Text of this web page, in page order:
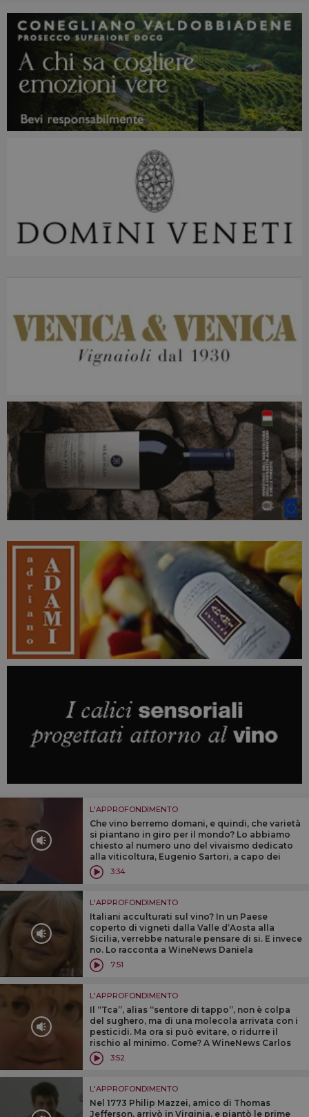
L'APPROFONDIMENTO
Che vino berremo domani, e quindi, che varietà
si piantano in giro per il mondo? Lo abbiamo
chiesto al numero uno del vivaismo dedicato
alla viticoltura, Eugenio Sartori, a capo dei
Vivai Coopearativi Rauscedo
3:34
L'APPROFONDIMENTO
Italiani acculturati sul vino? In un Paese
coperto di vigneti dalla Valle d’Aosta alla
Sicilia, verrebbe naturale pensare di si. E invece
no. Lo racconta a WineNews Daniela
Scrobogna, responsabile della didattica
dell’Associazione Italiana Sommelier
7:51
L'APPROFONDIMENTO
Il ‘‘Tca’’, alias ‘‘sentore di tappo’’, non è colpa
del sughero, ma di una molecola arrivata con i
pesticidi. Ma ora si può evitare, o ridurre il
rischio al minimo. Come? A WineNews Carlos
Santos, di Amorim Cork, leader del sughero
mondiale
3:52
L'APPROFONDIMENTO
Nel 1773 Philip Mazzei, amico di Thomas
Jefferson, arrivò in Virginia, e piantò le prime